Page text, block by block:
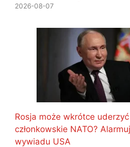
2026-08-07
Rosja może wkrótce
członkowskie NATO?
wywiadu USA